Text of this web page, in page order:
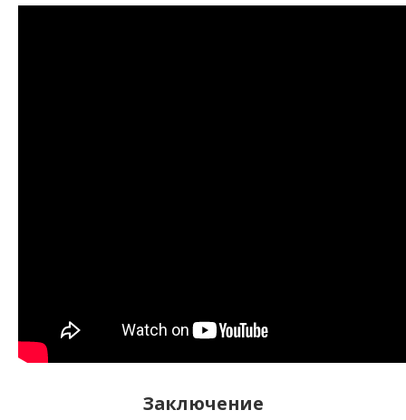
Заключение